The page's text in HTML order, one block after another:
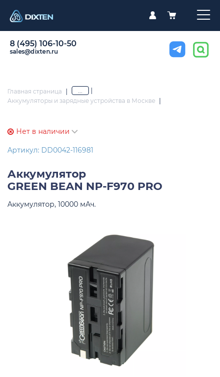
8 (495) 106-10-50
sales@dixten.ru
Главная страница | ...
Аккумуляторы и зарядные устройства в Москве
Нет в наличии
Артикул: DD0042-116981
Аккумулятор
GREEN BEAN NP-F970 PRO
Аккумулятор, 10000 мАч.